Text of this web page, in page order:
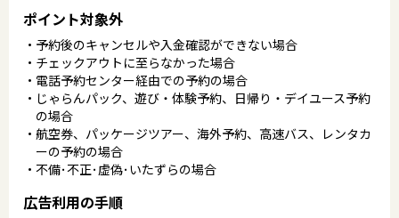
ポイント対象外
予約後のキャンセルや入金確認ができない場合
チェックアウトに至らなかった場合
電話予約センター経由での予約の場合
じゃらんパック、遊び・体験予約、日帰り・デイユース予約
の場合
航空券、パッケージツアー、海外予約、高速バス、レンタカ
ーの予約の場合
不備･不正･虚偽･いたずらの場合
広告利用の手順